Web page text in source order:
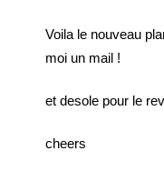
Voila le nouveau
moi un mail !
et desole pour le
cheers